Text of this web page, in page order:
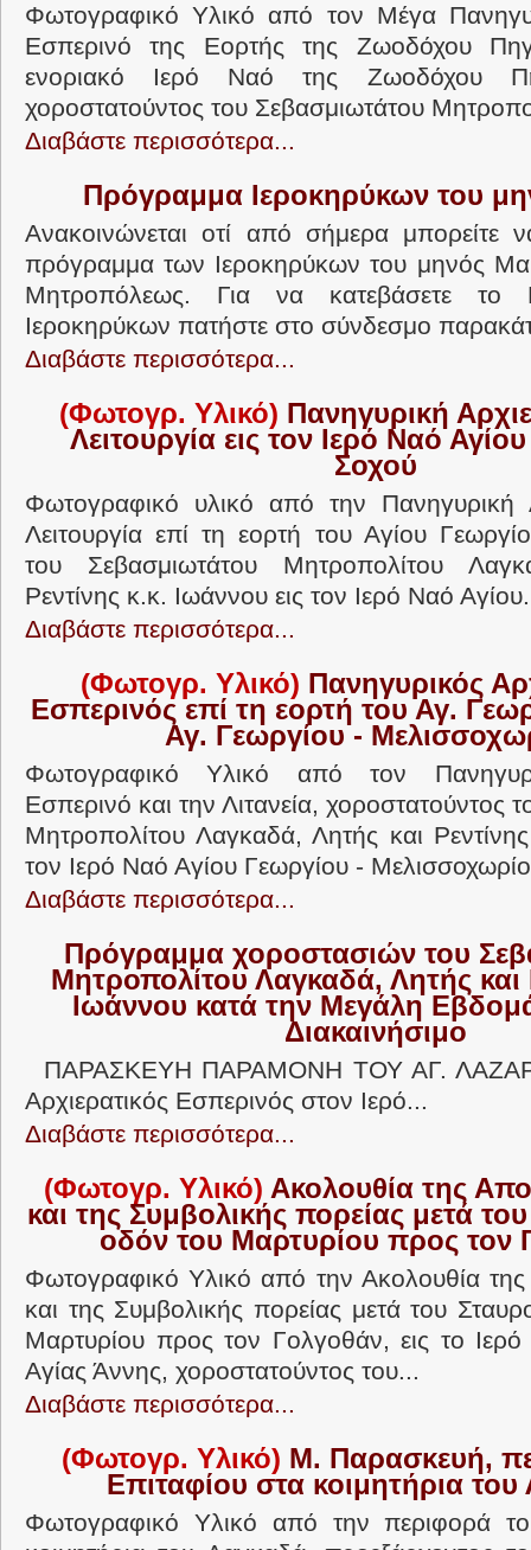
Φωτογραφικό Υλικό από τον Μέγα
Εσπερινό της Εορτής της Ζωοδόχου
ενοριακό Ιερό Ναό της Ζωοδόχου
χοροστατούντος του Σεβασμιωτάτου
Διαβάστε περισσότερα...
Πρόγραμμα Ιεροκηρύκων του
Ανακοινώνεται οτί από σήμερα μπορείτε
πρόγραμμα των Ιεροκηρύκων του μηνός
Μητροπόλεως. Για να κατεβάσετε το
Ιεροκηρύκων πατήστε στο σύνδεσμο
Διαβάστε περισσότερα...
(Φωτογρ. Υλικό) Πανηγυρική
Λειτουργία εις τον Ιερό Ναό
Σοχού
Φωτογραφικό υλικό από την Πανηγυρική
Λειτουργία επί τη εορτή του Αγίου
του Σεβασμιωτάτου Μητροπολίτου
Ρεντίνης κ.κ. Ιωάννου εις τον Ιερό Ναό
Διαβάστε περισσότερα...
(Φωτογρ. Υλικό) Πανηγυρικός
Εσπερινός επί τη εορτή του Αγ.
Αγ. Γεωργίου -
Φωτογραφικό Υλικό από τον
Εσπερινό και την Λιτανεία, χοροστατούντος
Μητροπολίτου Λαγκαδά, Λητής και
τον Ιερό Ναό Αγίου Γεωργίου -
Διαβάστε περισσότερα...
Πρόγραμμα χοροστασιών του
Μητροπολίτου Λαγκαδά, Λητής και
Ιωάννου κατά την Μεγάλη
Διακαινήσιμο
ΠΑΡΑΣΚΕΥΗ ΠΑΡΑΜΟΝΗ ΤΟΥ ΑΓ.
Αρχιερατικός Εσπερινός στον Ιερό...
Διαβάστε περισσότερα...
(Φωτογρ. Υλικό) Ακολουθία της
και της Συμβολικής πορείας μετά
οδόν του Μαρτυρίου προς τον
Φωτογραφικό Υλικό από την Ακολουθία
και της Συμβολικής πορείας μετά του
Μαρτυρίου προς τον Γολγοθάν, εις το
Αγίας Άννης, χοροστατούντος του...
Διαβάστε περισσότερα...
(Φωτογρ. Υλικό) Μ. Παρασκευή,
Επιταφίου στα κοιμητήρια
Φωτογραφικό Υλικό από την περιφορά